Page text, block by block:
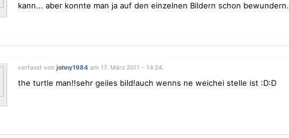
kann... aber konnte man ja auf den einzelnen Bildern schon bewundern.
verfasst von johny1984am 17. März 2011 - 14:24.
the turtle man!!sehr geiles bild!auch wenns ne weichei stelle ist :D:D